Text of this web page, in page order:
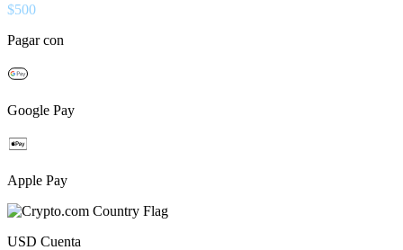
$500
Pagar con
Google Pay
Apple Pay
USD Cuenta